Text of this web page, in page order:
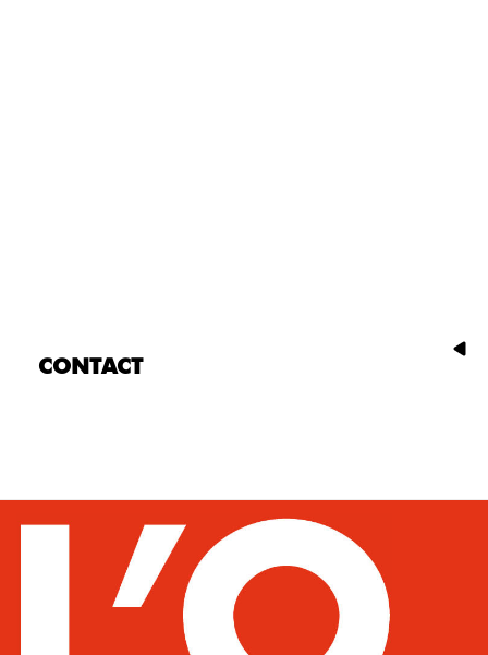
CONTACT